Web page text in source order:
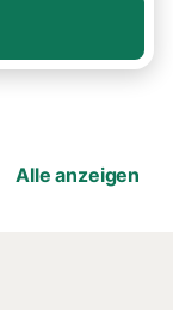
Alle anzeigen